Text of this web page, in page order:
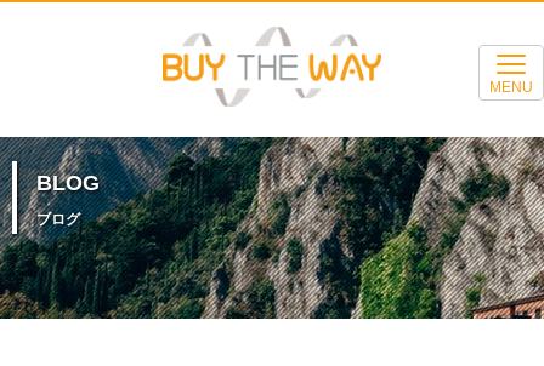
MENU
BLOG
ブログ